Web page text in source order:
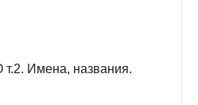
Имена, названия.